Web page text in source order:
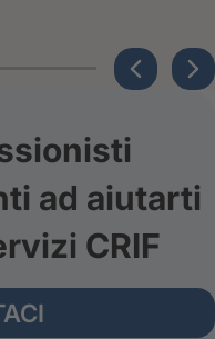
ad aiutarti
CRIF